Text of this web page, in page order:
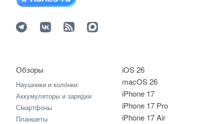
iOS 26
macOS 26
iPhone 17
iPhone 17 Pro
iPhone 17 Air
Обзоры
Наушники и колонки
Аккумуляторы и зарядки
Смартфоны
Планшеты